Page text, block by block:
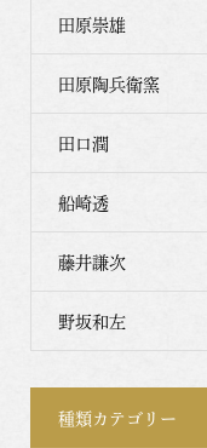
田原崇雄
田原陶兵衛窯
田口潤
船崎透
藤井謙次
野坂和左
種類カテゴリー